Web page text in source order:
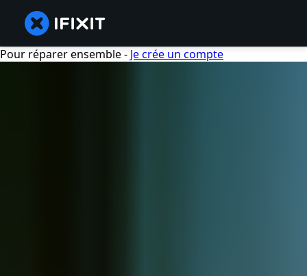
Pour réparer ensemble - Je crée un compte